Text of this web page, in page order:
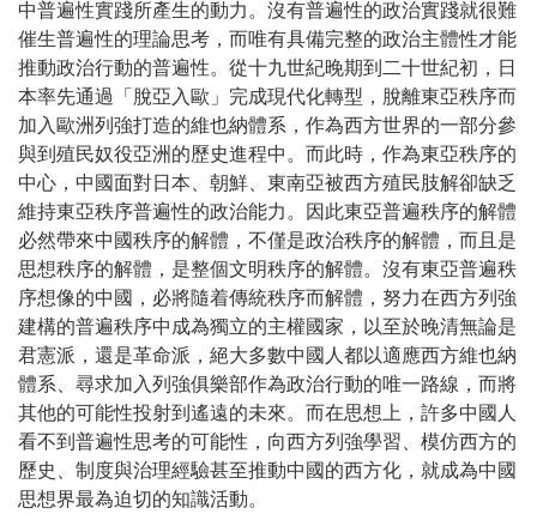
中普遍性實踐所產生的動力。沒有普遍性的政治實踐就很難
催生普遍性的理論思考，而唯有具備完整的政治主體性才能
推動政治行動的普遍性。從十九世紀晚期到二十世紀初，日
本率先通過「脫亞入歐」完成現代化轉型，脫離東亞秩序而
加入歐洲列強打造的維也納體系，作為西方世界的一部分參
與到殖民奴役亞洲的歷史進程中。而此時，作為東亞秩序的
中心，中國面對日本、朝鮮、東南亞被西方殖民肢解卻缺乏
維持東亞秩序普遍性的政治能力。因此東亞普遍秩序的解體
必然帶來中國秩序的解體，不僅是政治秩序的解體，而且是
思想秩序的解體，是整個文明秩序的解體。沒有東亞普遍秩
序想像的中國，必將隨着傳統秩序而解體，努力在西方列強
建構的普遍秩序中成為獨立的主權國家，以至於晚清無論是
君憲派，還是革命派，絕大多數中國人都以適應西方維也納
體系、尋求加入列強俱樂部作為政治行動的唯一路線，而將
其他的可能性投射到遙遠的未來。而在思想上，許多中國人
看不到普遍性思考的可能性，向西方列強學習、模仿西方的
歷史、制度與治理經驗甚至推動中國的西方化，就成為中國
思想界最為迫切的知識活動。